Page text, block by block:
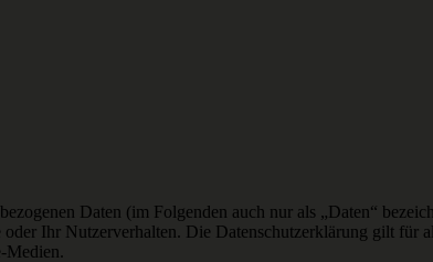
Daten (im Folgenden auch nur als „Daten“
Ihr Nutzerverhalten. Die Datenschutzerklärung gilt für
Medien.